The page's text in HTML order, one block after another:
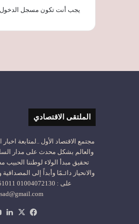
يجب أنت تكون مسجل الدخول
الملتقى الاقتصادي
مجتمع الاقتصاد الأول ..لمتابعة
والعالم بشكل محدث على مدار
تحقيق مبدأ الولاء لوطننا الحبيب
والانحياز دائـمًا وأبداً إلى
فيسبوك
‫X